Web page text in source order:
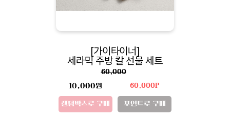
[가이타이너]
세라믹 주방 칼 선물 세트
60,000
10,000원
랜덤박스로 구매
60,000P
포인트로 구매